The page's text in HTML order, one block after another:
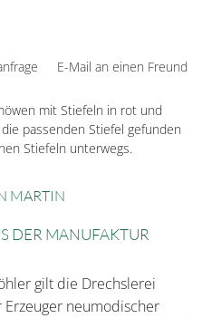
E-Mail an einen Freund
mit Stiefeln in rot und
passenden Stiefel gefunden
Stiefeln unterwegs.
MARTIN
DER MANUFAKTUR
gilt die Drechslerei
neumodischer